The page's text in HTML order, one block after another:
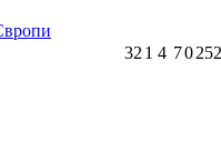
32 1 4 70